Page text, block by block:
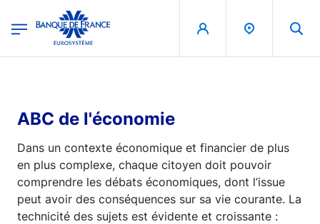
Banque de France - Menu Principal
ABC de l'économie
Dans un contexte économique et financier de plus
en plus complexe, chaque citoyen doit pouvoir
comprendre les débats économiques, dont l’issue
peut avoir des conséquences sur sa vie courante. La
technicité des sujets est évidente et croissante :